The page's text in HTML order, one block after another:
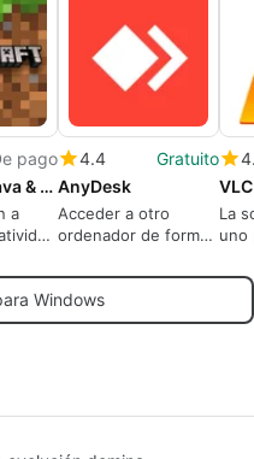
pago
Minecraft: Java & Bedrock Edition
a
4.4
Gratuito
AnyDesk
Acceder a otro
ordenador de forma
La
uno
Windows